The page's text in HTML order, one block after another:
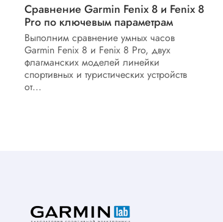
Сравнение Garmin Fenix 8 и Fenix 8
Pro по ключевым параметрам
Выполним сравнение умных часов
Garmin Fenix 8 и Fenix 8 Pro, двух
флагманских моделей линейки
спортивных и туристических устройств
от...